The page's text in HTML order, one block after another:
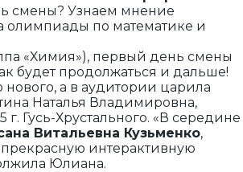
смены? Узнаем мнение
олимпиады по математике и
«Химия»), первый день смены
будет продолжаться и дальше!
а в аудитории царила
Наталья Владимировна,
Гусь-Хрустального. «В середине
Витальевна Кузьменко,
интерактивную
Юлиана.